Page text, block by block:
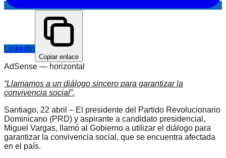
LinkedIn
Copiar enlace
AdSense — horizontal
“Llamamos a un diálogo sincero para garantizar la
convivencia social”.
Santiago, 22 abril – El presidente del Partido Revolucionario
Dominicano (PRD) y aspirante a candidato presidencial,
Miguel Vargas, llamó al Gobierno a utilizar el diálogo para
garantizar la convivencia social, que se encuentra afectada
en el país.